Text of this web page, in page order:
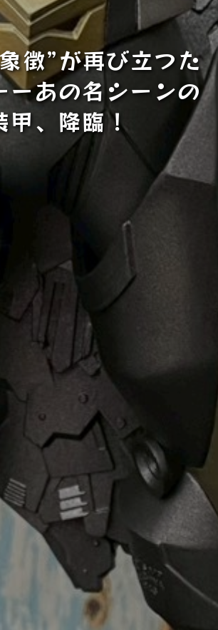
徴”が再び立つた
ーあの名シーンの
甲、降臨！